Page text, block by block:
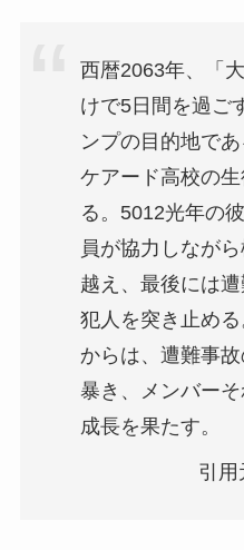
西暦2063年、「
けで5日間を過ご
ンプの目的地であ
ケアード高校の
る。5012光年の
員が協力しなが
越え、最後には
犯人を突き止め
からは、遭難事
暴き、メンバー
成長を果たす。
引用